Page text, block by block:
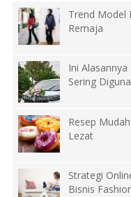
Trend Model
Remaja
Ini
Sering
Resep
Lezat
Strategi
Bisnis